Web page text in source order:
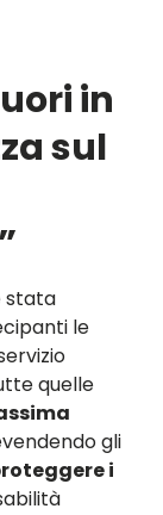
in
sul
stata
le
quelle
gli
i